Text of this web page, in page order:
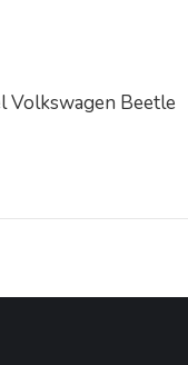
Volkswagen Beetle